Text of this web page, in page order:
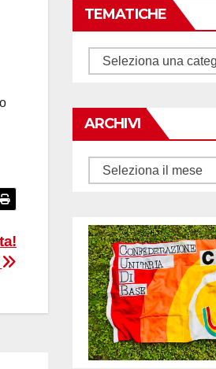
TEMATICHE
Tematiche
ARCHIVI
Archivi